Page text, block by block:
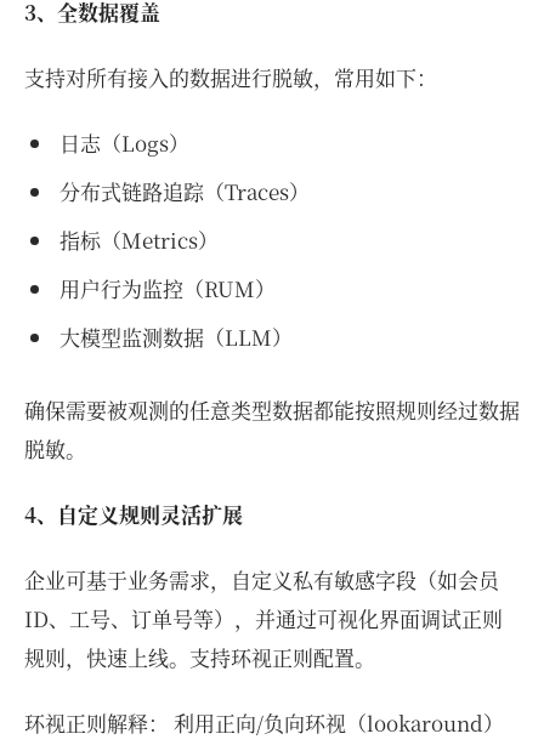
3、全数据覆盖
支持对所有接入的数据进行脱敏，常用如下：
日志（Logs）
分布式链路追踪（Traces）
指标（Metrics）
用户行为监控（RUM）
大模型监测数据（LLM）
确保需要被观测的任意类型数据都能按照规则经过数据
脱敏。
4、自定义规则灵活扩展
企业可基于业务需求，自定义私有敏感字段（如会员
ID、工号、订单号等），并通过可视化界面调试正则
规则，快速上线。支持环视正则配置。
环视正则解释： 利用正向/负向环视（lookaround）